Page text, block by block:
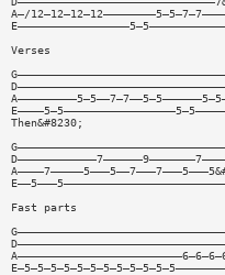
A—/
Verses
Then&#8230;
Fast parts